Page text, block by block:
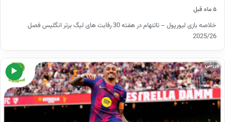
۵ ماه قبل
خلاصه بازی لیورپول – تاتنهام در هفته 30 رقابت های لیگ برتر انگلیس فصل
2025/26
▶
ورزشی